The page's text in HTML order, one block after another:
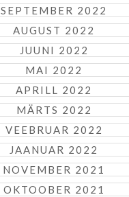
SEPTEMBER 2022
AUGUST 2022
JUUNI 2022
MAI 2022
APRILL 2022
MÄRTS 2022
VEEBRUAR 2022
JAANUAR 2022
NOVEMBER 2021
OKTOOBER 2021